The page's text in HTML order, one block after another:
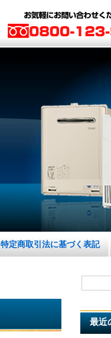
特定商取引法に基づく表記
最近